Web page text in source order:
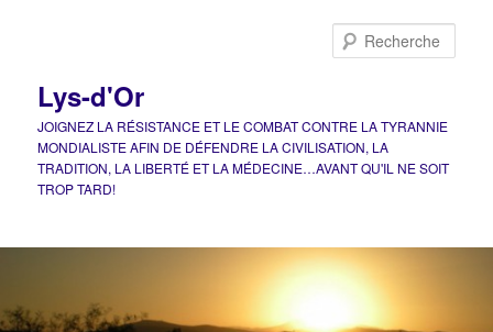
Lys-d'Or
JOIGNEZ LA RÉSISTANCE ET LE COMBAT CONTRE LA TYRANNIE
MONDIALISTE AFIN DE DÉFENDRE LA CIVILISATION, LA
TRADITION, LA LIBERTÉ ET LA MÉDECINE…AVANT QU'IL NE SOIT
TROP TARD!